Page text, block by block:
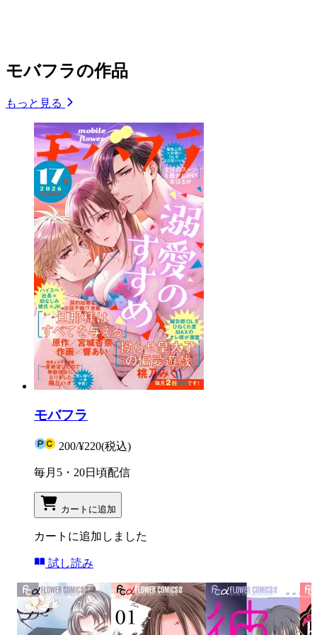
モバフラの作品
もっと見る
モバフラ
200/¥220(税込)
毎月5・20日頃配信
カートに追加
カートに追加しました
試し読み